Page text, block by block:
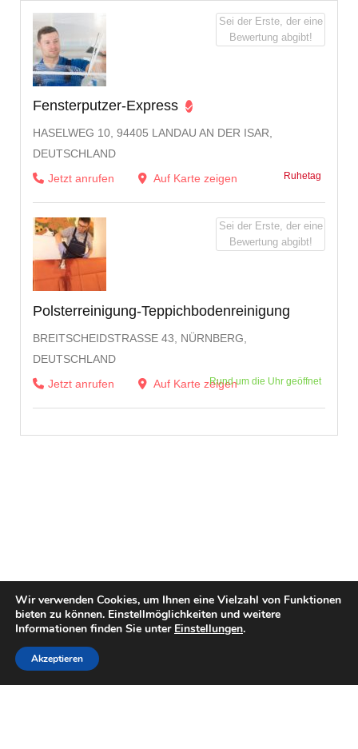
Fensterputzer-Express
HASELWEG 10, 94405 LANDAU AN DER ISAR,
DEUTSCHLAND
Jetzt anrufen
Auf Karte zeigen Ruhetag
Sei der Erste, der eine
Bewertung abgibt!
Polsterreinigung-Teppichbodenreinigung
BREITSCHEIDSTRASSE 43, NÜRNBERG, D
EUTSCHLAND
Jetzt anrufen
Auf Karte zeigenRund um die Uhr geöffnet
Sei der Erste, der eine
Bewertung abgibt!
Wir verwenden Cookies, um Ihnen eine Vielzahl von Funktionen
bieten zu können. Einstellmöglichkeiten und weitere
Informationen finden Sie unter Einstellungen.
Akzeptieren